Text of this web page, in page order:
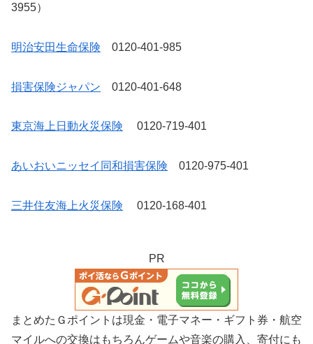
3955）
明治安田生命保険 0120-401-985
損害保険ジャパン 0120-401-648
東京海上日動火災保険 0120-719-401
あいおいニッセイ同和損害保険 0120-975-401
三井住友海上火災保険 0120-168-401
PR
まとめたＧポイントは現金・電子マネー・ギフト券・航空
マイルへの交換はもちろんゲームや音楽の購入、寄付にも